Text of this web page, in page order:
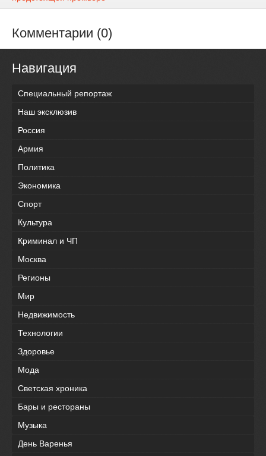
Комментарии (0)
Навигация
Специальный репортаж
Наш эксклюзив
Россия
Армия
Политика
Экономика
Спорт
Культура
Криминал и ЧП
Москва
Регионы
Мир
Недвижимость
Технологии
Здоровье
Мода
Светская хроника
Бары и рестораны
Музыка
День Варенья